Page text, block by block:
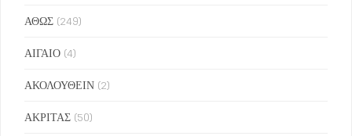
ΑΘΩΣ (249)
ΑΙΓΑΙΟ (4)
ΑΚΟΛΟΥΘΕΙΝ (2)
ΑΚΡΙΤΑΣ (50)